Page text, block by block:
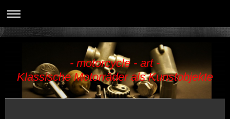
- motorcycle - art -
Klassische Motorräder als Kunstobjekte